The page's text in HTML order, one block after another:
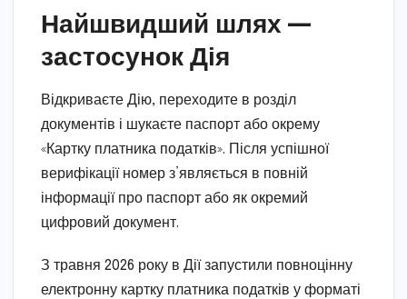
Найшвидший шлях —
застосунок Дія
Відкриваєте Дію, переходите в розділ
документів і шукаєте паспорт або окрему
«Картку платника податків». Після успішної
верифікації номер з’являється в повній
інформації про паспорт або як окремий
цифровий документ.
З травня 2026 року в Дії запустили повноцінну
електронну картку платника податків у форматі